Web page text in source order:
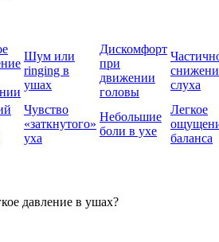
Шум или
ringing в
ушах
Дискомфорт
при
движении
головы
слуха
Чувство
«заткнутого»
уха
Небольшие
боли в ухе
Легкое
баланса
давление в ушах?